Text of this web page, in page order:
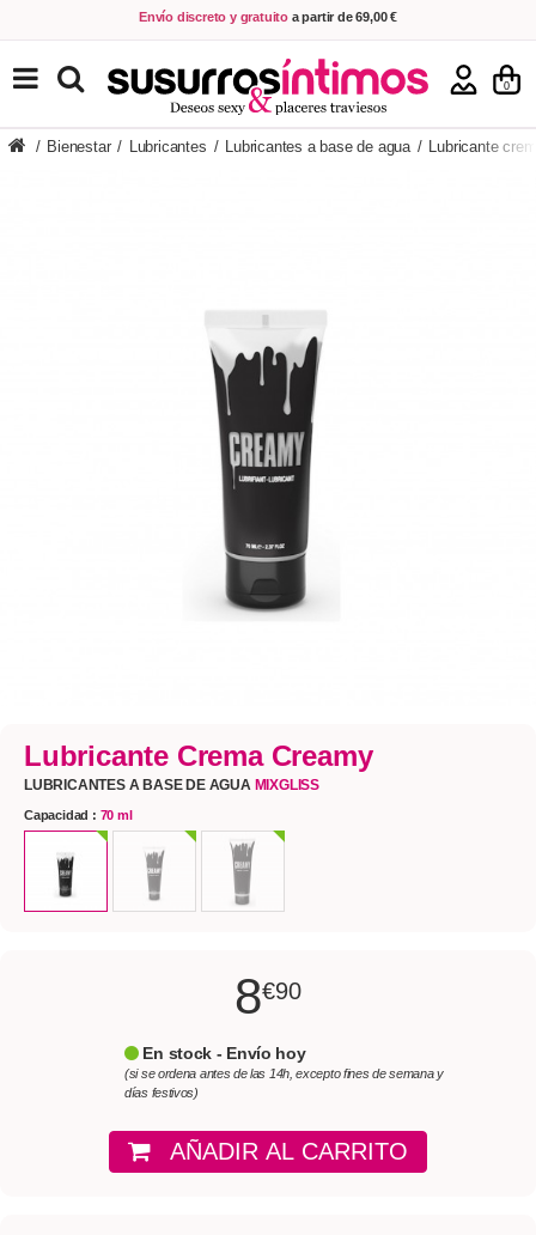
Envío discreto y gratuito a partir de 69,00 €
0
VER PRODUCTOS
/ Bienestar / Lubricantes / Lubricantes a base de agua / Lubricante
Lubricante Crema Creamy
LUBRICANTES A BASE DE AGUA MIXGLISS
Capacidad : 70 ml
8€90
En stock - Envío hoy
(si se ordena antes de las 14h, excepto fines de semana y
días festivos)
AÑADIR AL CARRITO